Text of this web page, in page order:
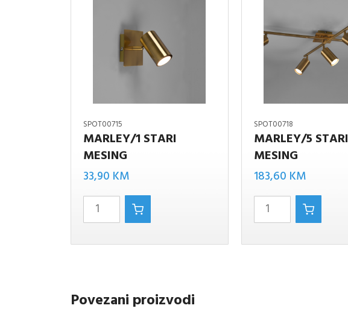
SPOT00715
MARLEY/1 STARI
MESING
33,90 KM
Marley/1
STARI
MESING
količina
SPOT00718
MARLEY/5 STARI
MESING
183,60 KM
MARLEY/5
STARI
MESING
količina
Povezani proizvodi